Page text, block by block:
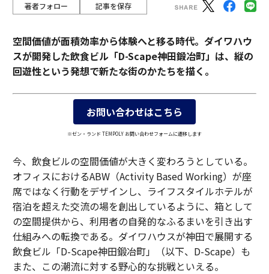
著者フォロー 記事を保存
空間価値が面積効率から体験へと移る時代。ダイワハウ
スが開発した飲食ビル「D-Scape神田鍛冶町」は、縦の
回遊性という発想で新たな街のかたちを描く。
お問い合わせはこちら
※ゼン・ランド TEMPOLY お問い合わせフォームに遷移します
今、飲食ビルの空間価値が大きく変わろうとしている。
オフィスにおけるABW（Activity Based Working）が座
席ではなく行動をデザインし、ライフスタイルホテルが
宿泊を超えた交流の場を創出しているように、箱として
の空間提供から、利用者の自発的なふるまいを引き出す
仕組みへの転換である。ダイワハウスが神田で展開する
飲食ビル「D-Scape神田鍛冶町」（以下、D-Scape）も
また、この潮流に対する野心的な挑戦といえる。